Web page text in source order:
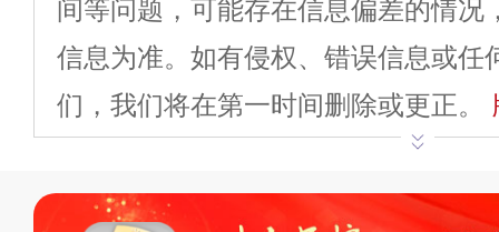
间等问题，可能存在信息偏差的情况
信息为准。如有侵权、错误信息或任
们，我们将在第一时间删除或更正。
平台自有内容（文字
标、LOGO 等）知识产权归本站所